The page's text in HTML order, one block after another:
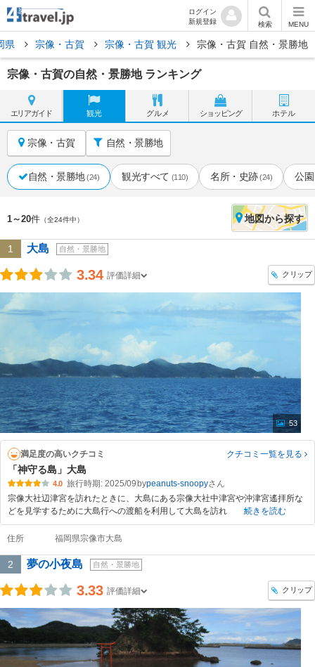
ログイン
新規登録
検索 MENU
県 宗像・古賀 宗像・古賀 観光 宗像・古賀 自然・景勝地
宗像・古賀の自然・景勝地 ランキング
エリアガイド 観光 グルメ ショッピング ホテル
宗像・古賀 自然・景勝地
自然・景勝地 (24) 観光すべて (110) 名所・史跡 (24) 公
1～20件 （全24件中） 地図から探す
1 大島 自然・景勝地
3.34 評価詳細 クリップ
53
満足度の高いクチコミ クチコミ一覧を見る
「神守る島」大島
4.0 旅行時期: 2025/09 bypeanuts-snoopy
宗像大社辺津宮を訪れたときに、大島にある宗像大社中津宮や沖津宮遙拝所な
どを見学するために大島行への渡船を利用して大島を訪れ
続きを読む
住所 福岡県宗像市大島
2 夢の小夜島 自然・景勝地
3.33 評価詳細 クリップ